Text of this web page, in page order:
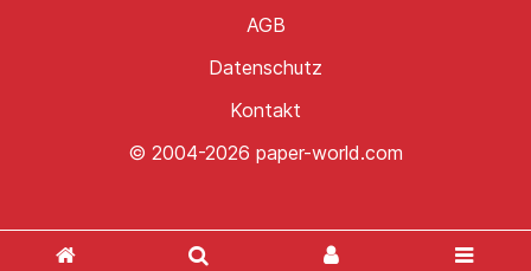
© 2004-2026 paper-world.com
Kontakt
Datenschutz
AGB